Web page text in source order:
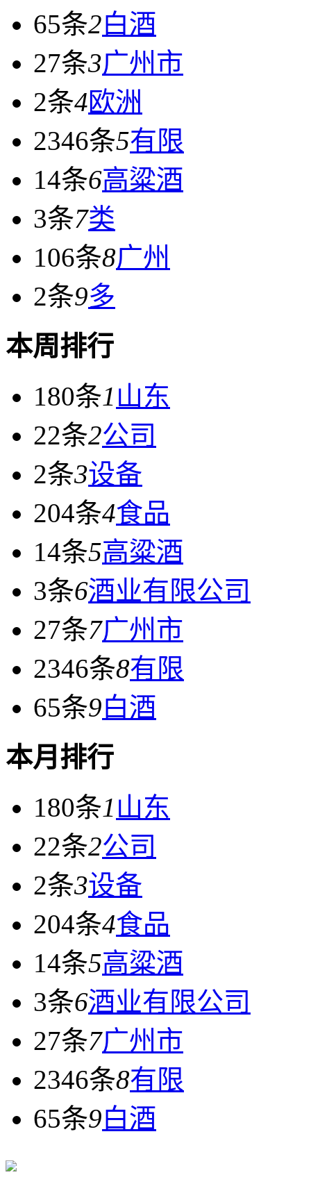
65条2白酒
27条3广州市
2条4欧洲
2346条5有限
14条6高粱酒
3条7类
106条8广州
2条9多
本周排行
180条1 山东
22条2公司
2条3设备
204条4食品
14条5高粱酒
3条6酒业有限公司
27条7广州市
2346条8有限
65条9白酒
本月排行
180条1 山东
22条2公司
2条3设备
204条4食品
14条5高粱酒
3条6酒业有限公司
27条7广州市
2346条8有限
65条9白酒